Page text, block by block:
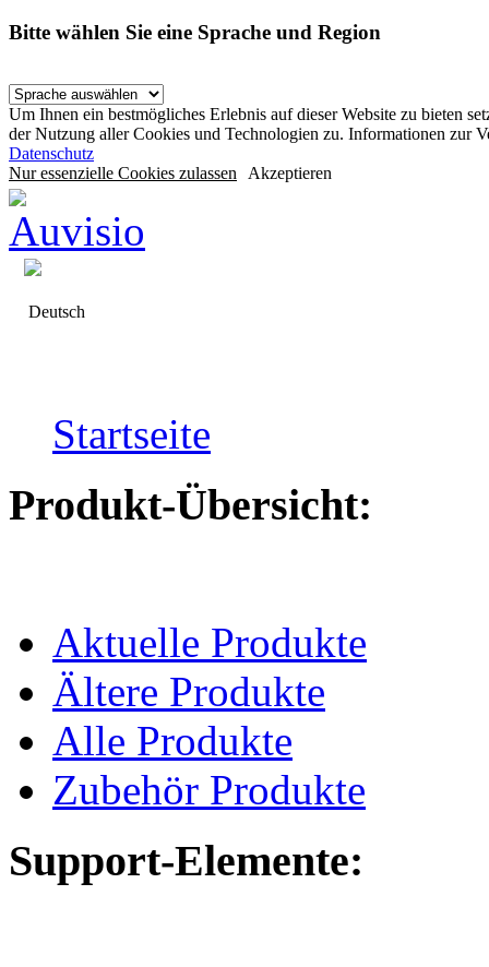
Bitte wählen Sie eine Sprache und Region
Um Ihnen ein bestmögliches Erlebnis auf dieser Website zu bieten
der Nutzung aller Cookies und Technologien zu. Informationen zur
Datenschutz
Nur essenzielle Cookies zulassen Akzeptieren
Deutsch
Startseite
Produkt-Übersicht:
Aktuelle Produkte
Ältere Produkte
Alle Produkte
Zubehör Produkte
Support-Elemente: